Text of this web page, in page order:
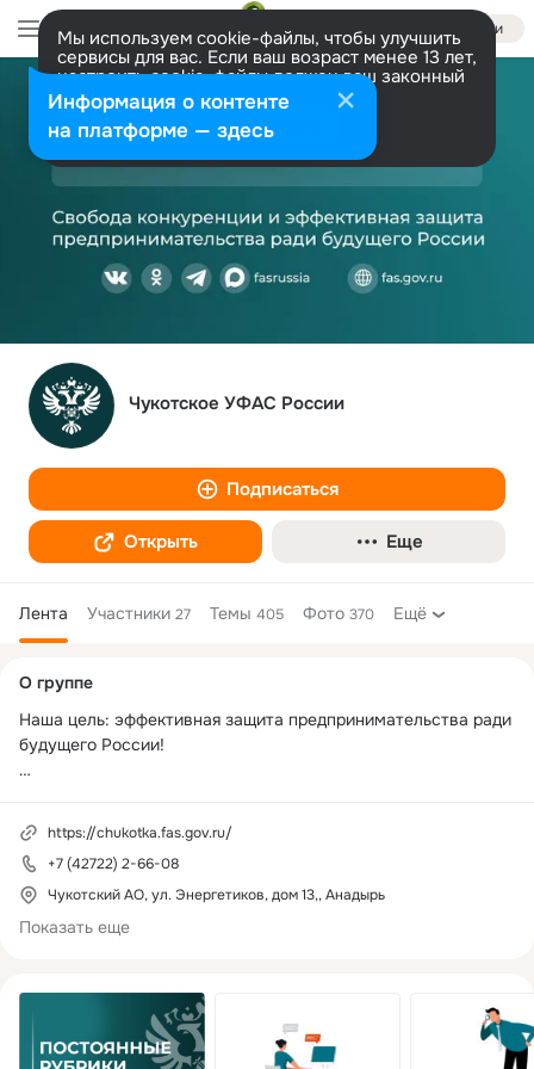
Войти
Мы используем cookie-файлы, чтобы улучшить
сервисы для вас. Если ваш возраст менее 13 лет,
настроить cookie-файлы должен ваш законный
представитель. Больше информации
Разрешить все Настроить
Чукотское УФАС России
Подписаться
Открыть Еще
Лента Участники 27 Темы 405 Фото 370 Ещё
колонка
О группе
Наша цель: эффективная защита предпринимательства ради
будущего России!
1. Оскорбительно или неуважительно высказываться в
адрес любого из участников или форума в целом;
2. Размещать издевательские комментарии к отчетам других
участников группы;
оскорбительно высказываться как в адрес политических
оппонентов в группе, так и в адрес руководителей нашего
государства;
https://chukotka.fas.gov.ru/
+7 (42722) 2-66-08
Чукотский АО, ул. Энергетиков, дом 13,, Анадырь
Показать еще
Информация о контенте
на платформе — здесь